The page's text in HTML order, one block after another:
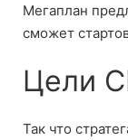
Мегаплан
сможет
Цели
Так что